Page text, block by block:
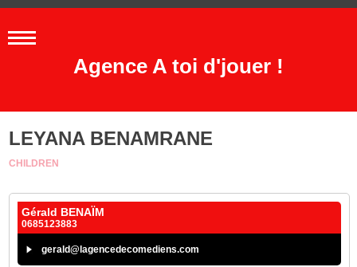
Agence A toi d'jouer !
LEYANA BENAMRANE
CHILDREN
Gérald BENAÏM
0685123883
gerald@lagencedecomediens.com